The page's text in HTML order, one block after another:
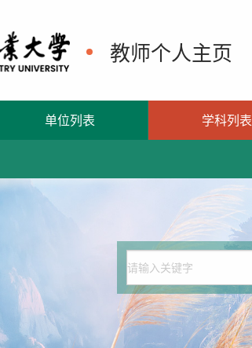
教师个人主页
单位列表 学科列表